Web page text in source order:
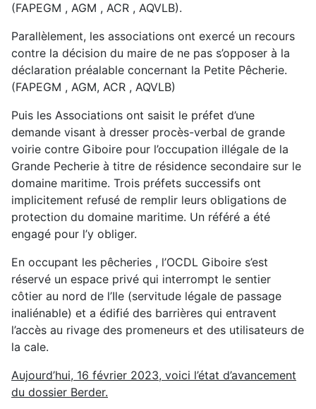
(FAPEGM , AGM , ACR , AQVLB).
Parallèlement, les associations ont exercé un recours
contre la décision du maire de ne pas s’opposer à la
déclaration préalable concernant la Petite Pêcherie.
(FAPEGM , AGM, ACR , AQVLB)
Puis les Associations ont saisit le préfet d’une
demande visant à dresser procès-verbal de grande
voirie contre Giboire pour l’occupation illégale de la
Grande Pecherie à titre de résidence secondaire sur le
domaine maritime. Trois préfets successifs ont
implicitement refusé de remplir leurs obligations de
protection du domaine maritime. Un référé a été
engagé pour l’y obliger.
En occupant les pêcheries , l’OCDL Giboire s’est
réservé un espace privé qui interrompt le sentier
côtier au nord de l’Ile (servitude légale de passage
inaliénable) et a édifié des barrières qui entravent
l’accès au rivage des promeneurs et des utilisateurs de
la cale.
Aujourd’hui, 16 février 2023, voici l’état d’avancement
du dossier Berder.